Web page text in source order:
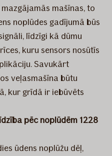
mašīnas, to
noplūdes gadījumā būs
līdzīgi kā dūmu
kuru sensors nosūtīs
Savukārt
veļasmašīna būtu
kur grīdā ir iebūvēts
pēc noplūdēm 1228
ūdens noplūžu dēļ,